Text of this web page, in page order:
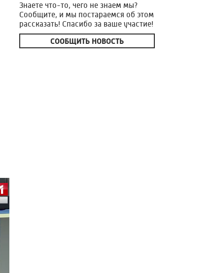
Знаете что-то, чего не знаем мы?
Сообщите, и мы постараемся об этом
рассказать! Спасибо за ваше участие!
СООБЩИТЬ НОВОСТЬ